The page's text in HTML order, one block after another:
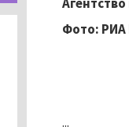
Фото: РИА
...